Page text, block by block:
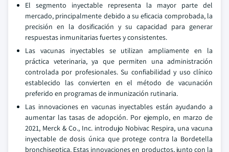
El segmento inyectable representa la mayor parte del
mercado, principalmente debido a su eficacia comprobada, la
precisión en la dosificación y su capacidad para generar
respuestas inmunitarias fuertes y consistentes.
Las vacunas inyectables se utilizan ampliamente en la
práctica veterinaria, ya que permiten una administración
controlada por profesionales. Su confiabilidad y uso clínico
establecido las convierten en el método de vacunación
preferido en programas de inmunización rutinaria.
Las innovaciones en vacunas inyectables están ayudando a
aumentar las tasas de adopción. Por ejemplo, en marzo de
2021, Merck & Co., Inc. introdujo Nobivac Respira, una vacuna
inyectable de dosis única que protege contra la Bordetella
bronchiseptica. Estas innovaciones en productos, junto con la